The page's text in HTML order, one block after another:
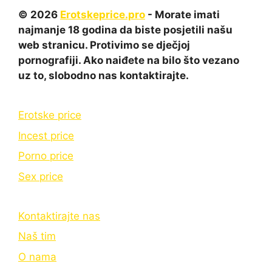
© 2026 Erotskeprice.pro - Morate imati
najmanje 18 godina da biste posjetili našu
web stranicu. Protivimo se dječjoj
pornografiji. Ako naiđete na bilo što vezano
uz to, slobodno nas kontaktirajte.
Erotske price
Incest price
Porno price
Sex price
Kontaktirajte nas
Naš tim
O nama